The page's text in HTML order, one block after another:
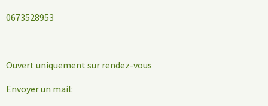
0673528953
Ouvert uniquement sur rendez-vous
Envoyer un mail: